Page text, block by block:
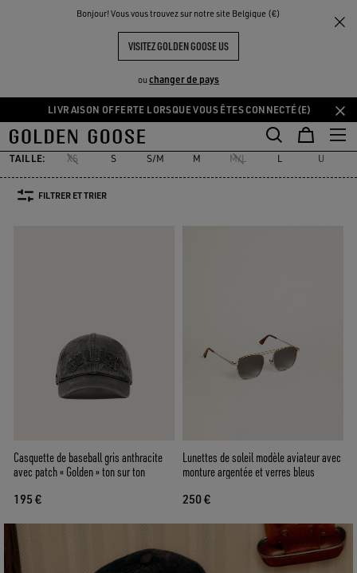
Bonjour! Vous vous trouvez sur notre site Belgique (€)
VISITEZ GOLDEN GOOSE US
ou changer de pays
Aller
au
contenu
principal
Aller
au
contenu
du
pied
LIVRAISON OFFERTE LORSQUE VOUS ÊTES CONNECTÉ(E)
THE
COMMUNITY
Accessoires
ACCESSOIRES HOMME
Skins
Lacets
Lacets
Bas
Bas
Ceintures
Ceintures
Chapeaux Lunettes
Lunettes
Bijoux
TAILLE: XS S S/M M M/L L U
FILTRER ET TRIER
Casquette de baseball gris anthracite
avec patch « Golden » ton sur ton
195 €
Lunettes de soleil modèle aviateur avec
monture argentée et verres bleus
250 €